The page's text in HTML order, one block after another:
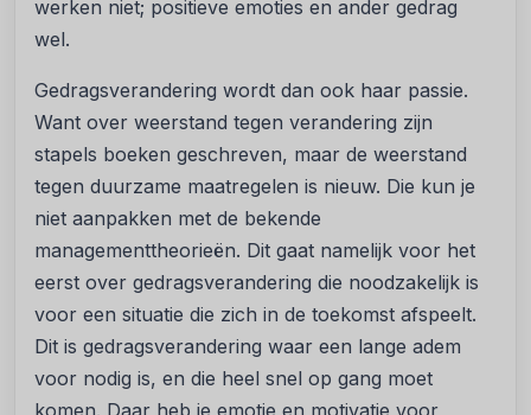
werken niet; positieve emoties en ander gedrag
wel.
Gedragsverandering wordt dan ook haar passie.
Want over weerstand tegen verandering zijn
stapels boeken geschreven, maar de weerstand
tegen duurzame maatregelen is nieuw. Die kun je
niet aanpakken met de bekende
managementtheorieën. Dit gaat namelijk voor het
eerst over gedragsverandering die noodzakelijk is
voor een situatie die zich in de toekomst afspeelt.
Dit is gedragsverandering waar een lange adem
voor nodig is, en die heel snel op gang moet